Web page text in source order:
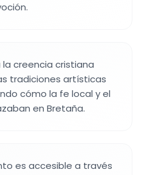
la creencia cristiana
tradiciones artísticas
cómo la fe local y el
en Bretaña.
es accesible a través